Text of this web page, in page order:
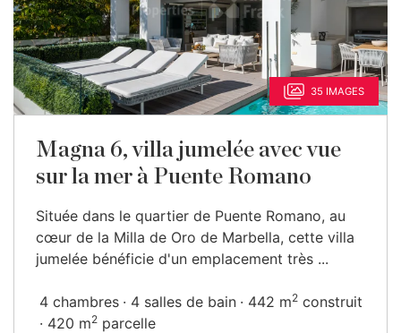
35 IMAGES
Magna 6, villa jumelée avec vue
sur la mer à Puente Romano
Située dans le quartier de Puente Romano, au
cœur de la Milla de Oro de Marbella, cette villa
jumelée bénéficie d'un emplacement très ...
4 chambres 4 salles de bain 442 m2 construit
420 m2 parcelle